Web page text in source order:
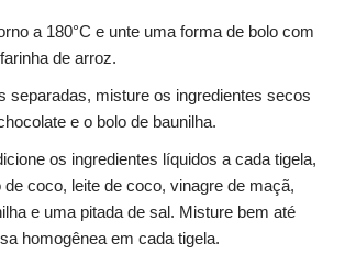
a 180°C e unte uma forma de bolo com
de arroz.
separadas, misture os ingredientes secos
e o bolo de baunilha.
os ingredientes líquidos a cada tigela,
de coco, leite de coco, vinagre de maçã,
e uma pitada de sal. Misture bem até
homogênea em cada tigela.